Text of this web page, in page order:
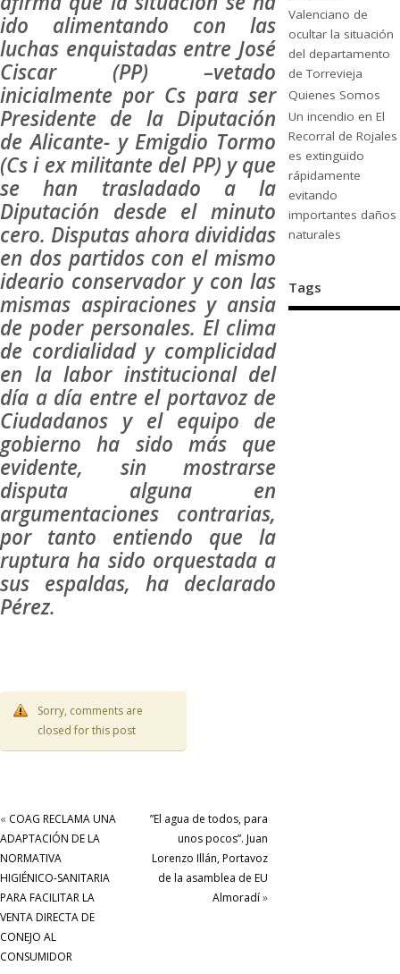
ido alimentando con las
luchas enquistadas entre José
Ciscar (PP) –vetado
inicialmente por Cs para ser
Presidente de la Diputación
de Alicante- y Emigdio Tormo
(Cs i ex militante del PP) y que
se han trasladado a la
Diputación desde el minuto
cero. Disputas ahora divididas
en dos partidos con el mismo
ideario conservador y con las
mismas aspiraciones y ansia
de poder personales. El clima
de cordialidad y complicidad
en la labor institucional del
día a día entre el portavoz de
Ciudadanos y el equipo de
gobierno ha sido más que
evidente, sin mostrarse
disputa alguna en
argumentaciones contrarias,
por tanto entiendo que la
ruptura ha sido orquestada a
sus espaldas, ha declarado
Pérez.
Sorry, comments are
closed for this post
« COAG RECLAMA UNA
ADAPTACIÓN DE LA
NORMATIVA
HIGIÉNICO-SANITARIA
PARA FACILITAR LA
VENTA DIRECTA DE
CONEJO AL
CONSUMIDOR
”El agua de todos, para
unos pocos”. Juan
Lorenzo Illán, Portavoz
de la asamblea de EU
Almoradí»
Valenciano de
ocultar la situación
del departamento
de Torrevieja
Quienes Somos
Un incendio en El
Recorral de Rojales
es extinguido
rápidamente
evitando
importantes daños
naturales
Tags